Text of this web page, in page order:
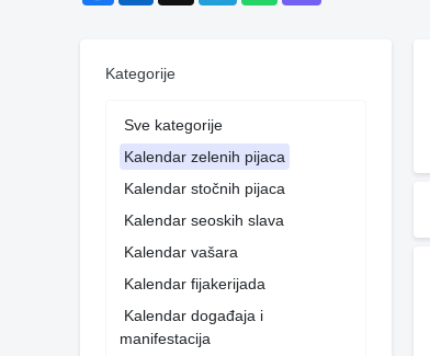
Kategorije
Sve kategorije
Kalendar zelenih pijaca
Kalendar stočnih pijaca
Kalendar seoskih slava
Kalendar vašara
Kalendar fijakerijada
Kalendar događaja i
manifestacija